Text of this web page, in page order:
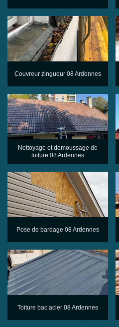
Couvreur zingueur 08 Ardennes
Nettoyage et demoussage de
toiture 08 Ardennes
Pose de bardage 08 Ardennes
Toiture bac acier 08 Ardennes